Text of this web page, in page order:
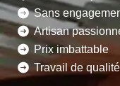
Sans
Artisan
Prix imbattable
Travail de qualité